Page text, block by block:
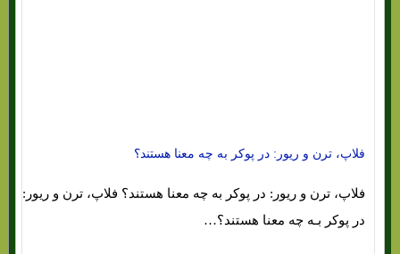
فلاپ، ترن و ریور: در پوکر به چه معنا هستند؟
فلاپ، ترن و ریور: در پوکر به چه معنا هستند؟ فلاپ، ترن و ریور:
در پوکر بـه چه معنا هستند؟…